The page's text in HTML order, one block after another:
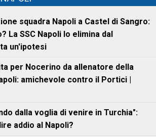
squadra Napoli a Castel di Sangro:
La SSC Napoli lo elimina dal
un'ipotesi
per Nocerino da allenatore della
amichevole contro il Portici |
dalla voglia di venire in Turchia":
addio al Napoli?